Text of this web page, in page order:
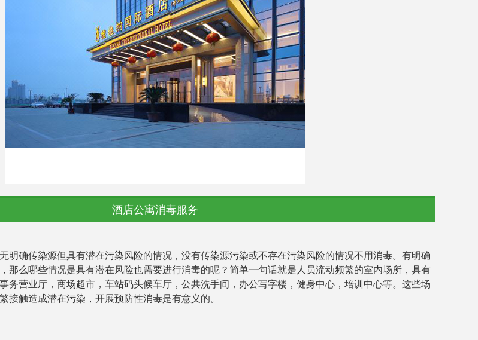
酒店公寓消毒服务
明确传染源但具有潜在污染风险的情况，没有传染源污染或不存在污染风险的情况不用消毒。有明确
那么哪些情况是具有潜在风险也需要进行消毒的呢？简单一句话就是人员流动频繁的室内场所，具有
务营业厅，商场超市，车站码头候车厅，公共洗手间，办公写字楼，健身中心，培训中心等。这些场
接触造成潜在污染，开展预防性消毒是有意义的。